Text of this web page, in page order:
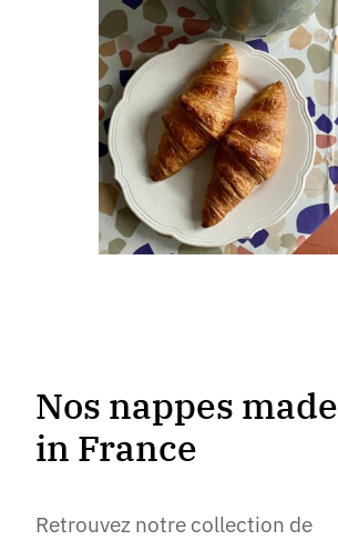
Nos nappes made
in France
Retrouvez notre collection de